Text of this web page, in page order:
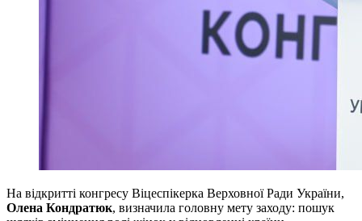
На відкритті конгресу Віцеспікерка Верховної Ради України,
Олена Кондратюк, визначила головну мету заходу: пошук